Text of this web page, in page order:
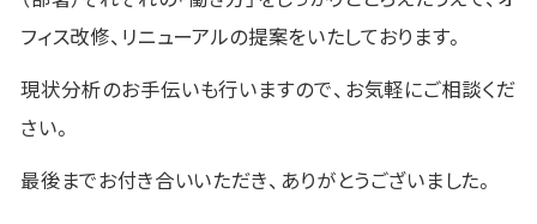
フィス改修、リニューアルの提案をいたしております。
現状分析のお手伝いも行いますので、お気軽にご相談くだ
さい。
最後までお付き合いいただき、ありがとうございました。